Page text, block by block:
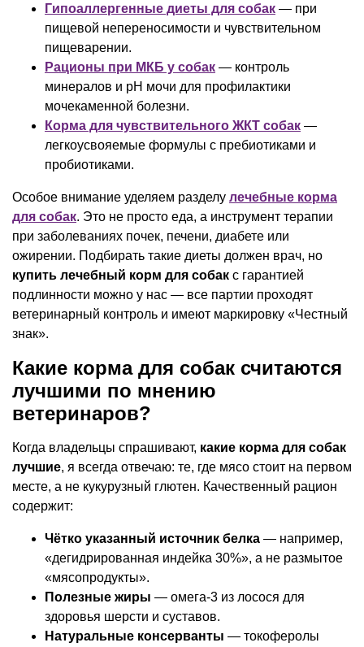
Гипоаллергенные диеты для собак — при
пищевой непереносимости и чувствительном
пищеварении.
Рационы при МКБ у собак — контроль
минералов и pH мочи для профилактики
мочекаменной болезни.
Корма для чувствительного ЖКТ собак —
легкоусвояемые формулы с пребиотиками и
пробиотиками.
Особое внимание уделяем разделу лечебные корма
для собак. Это не просто еда, а инструмент терапии
при заболеваниях почек, печени, диабете или
ожирении. Подбирать такие диеты должен врач, но
купить лечебный корм для собак с гарантией
подлинности можно у нас — все партии проходят
ветеринарный контроль и имеют маркировку «Честный
знак».
Какие корма для собак считаются
лучшими по мнению
ветеринаров?
Когда владельцы спрашивают, какие корма для собак
лучшие, я всегда отвечаю: те, где мясо стоит на первом
месте, а не кукурузный глютен. Качественный рацион
содержит:
Чётко указанный источник белка — например,
«дегидрированная индейка 30%», а не размытое
«мясопродукты».
Полезные жиры — омега-3 из лосося для
здоровья шерсти и суставов.
Натуральные консерванты — токоферолы